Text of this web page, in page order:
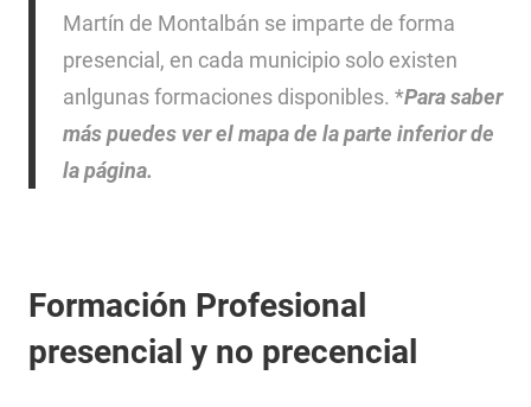
Martín de Montalbán se imparte de forma
presencial, en cada municipio solo existen
anlgunas formaciones disponibles. *Para saber
más puedes ver el mapa de la parte inferior de
la página.
Formación Profesional
presencial y no precencial